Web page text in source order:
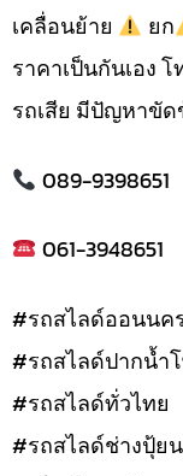
เคลื่อนย้าย
ยก
ราคาเป็นกันเอง
รถเสีย มีปัญหาขัด
089-9398651
061-3948651
#รถสไลด์ออนนค
#รถสไลด์ปากน้ำ
#รถสไลด์ทั่วไทย
#รถสไลด์ช่างปุ้ย